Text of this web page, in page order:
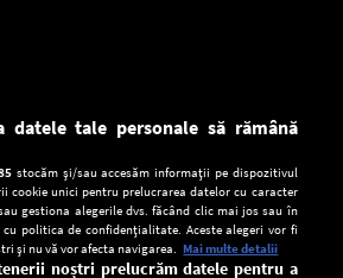
Europa FM pentru smartphone:
datele tale personale să rămână
stocăm și/sau accesăm informații pe dispozitivul
cookie unici pentru prelucrarea datelor cu caracter
gestiona alegerile dvs. făcând clic mai jos sau în
politica de confidențialitate. Aceste alegeri vor fi
și nu vă vor afecta navigarea. Mai multe detalii
noștri prelucrăm datele pentru a